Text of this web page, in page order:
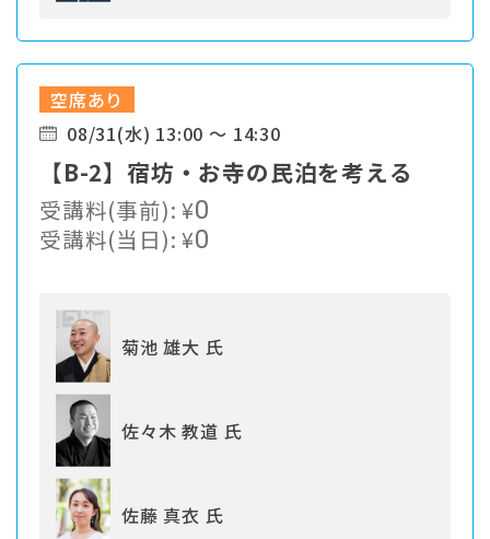
空席あり
08/31(水) 13:00 ～ 14:30
【B-2】宿坊・お寺の民泊を考える
受講料(事前):¥0
受講料(当日):¥0
菊池 雄大 氏
佐々木 教道 氏
佐藤 真衣 氏